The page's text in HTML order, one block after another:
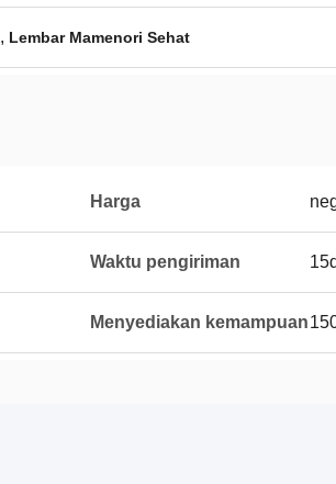
, Lembar Mamenori Sehat
Harga
Waktu pengiriman
Menyediakan kemampuan